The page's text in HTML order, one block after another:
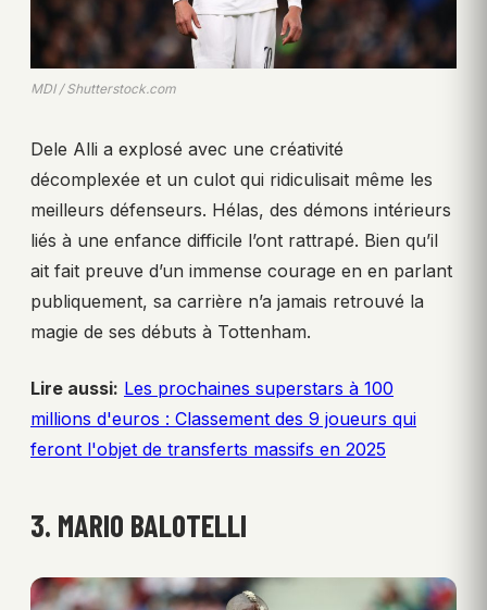
MDI / Shutterstock.com
Dele Alli a explosé avec une créativité
décomplexée et un culot qui ridiculisait même les
meilleurs défenseurs. Hélas, des démons intérieurs
liés à une enfance difficile l’ont rattrapé. Bien qu’il
ait fait preuve d’un immense courage en en parlant
publiquement, sa carrière n’a jamais retrouvé la
magie de ses débuts à Tottenham.
Lire aussi: Les prochaines superstars à 100
millions d'euros : Classement des 9 joueurs qui
feront l'objet de transferts massifs en 2025
3. MARIO BALOTELLI